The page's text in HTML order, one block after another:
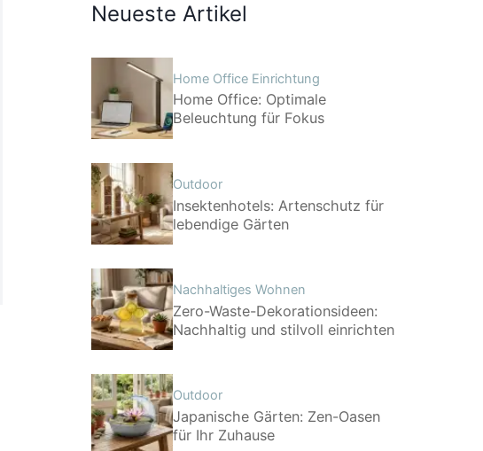
Neueste Artikel
Home Office Einrichtung
Home Office: Optimale
Beleuchtung für Fokus
Outdoor
Insektenhotels: Artenschutz für
lebendige Gärten
Nachhaltiges Wohnen
Zero-Waste-Dekorationsideen:
Nachhaltig und stilvoll einrichten
Outdoor
Japanische Gärten: Zen-Oasen
für Ihr Zuhause